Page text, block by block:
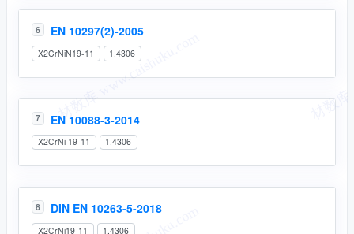
6 EN 10297(2)-2005
X2CrNiN19-11 1.4306
7 EN 10088-3-2014
X2CrNi 19-11 1.4306
8 DIN EN 10263-5-2018
X2CrNi19-11 1.4306